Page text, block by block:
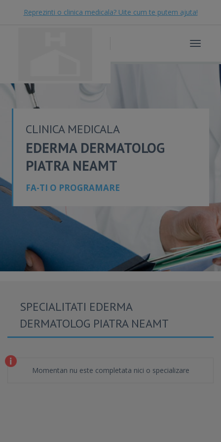
Reprezinti o clinica medicala? Uite cum te putem ajuta!
Toggle
CLINICA MEDICALA
EDERMA DERMATOLOG
PIATRA NEAMT
FA-TI O PROGRAMARE
SPECIALITATI EDERMA
DERMATOLOG PIATRA NEAMT
Momentan nu este completata nici o specializare